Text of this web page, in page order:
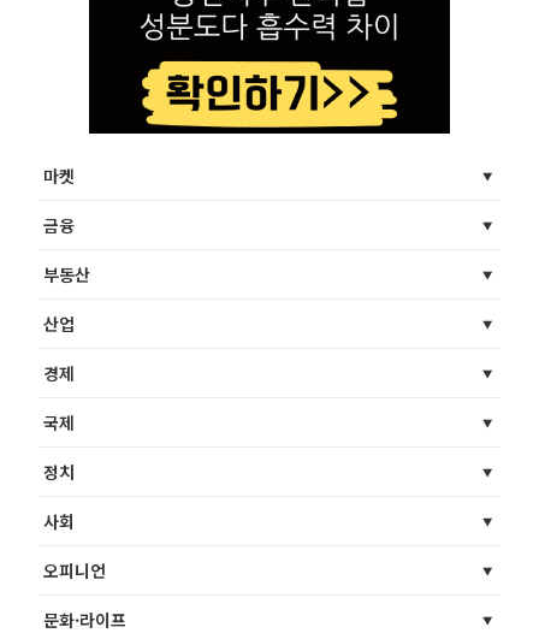
마켓
금융
부동산
산업
경제
국제
정치
사회
오피니언
문화·라이프